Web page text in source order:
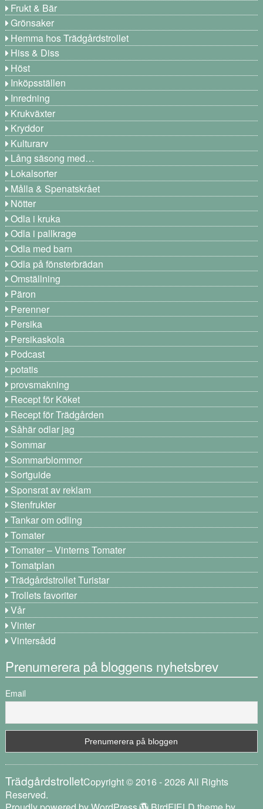
Frukt & Bär
Grönsaker
Hemma hos Trädgårdstrollet
Hiss & Diss
Höst
Inköpsställen
Inredning
Krukväxter
Kryddor
Kulturarv
Lång säsong med…
Lokalsorter
Målla & Spenatskrået
Nötter
Odla i kruka
Odla i pallkrage
Odla med barn
Odla på fönsterbrädan
Omställning
Päron
Perenner
Persika
Persikaskola
Podcast
potatis
provsmakning
Recept för Köket
Recept för Trädgården
Såhär odlar jag
Sommar
Sommarblommor
Sortguide
Sponsrat av reklam
Stenfrukter
Tankar om odling
Tomater
Tomater – Vinterns Tomater
Tomatplan
Trädgårdstrollet Turistar
Trollets favoriter
Vår
Vinter
Vintersådd
Prenumerera på bloggens nyhetsbrev
Email
TrädgårdstrolletCopyright © 2016 - 2026 All Rights
Reserved.